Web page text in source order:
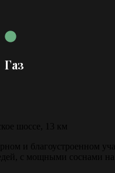
Газ
шоссе, 13 км
и благоустроенном
с мощными соснами на